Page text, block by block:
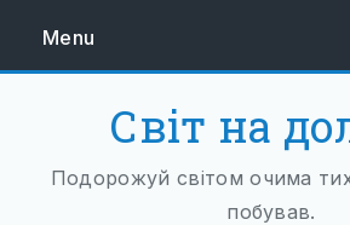
Menu
ЄВРОПА
ЗАХІДНА ЄВРОПА
Світ на
Подорожуй світом очима
побував.